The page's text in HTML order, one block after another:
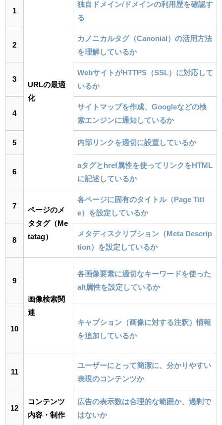
1
URLの最適
化
独自ドメイン/ドメインの利用歴を確認す
る
2
カノニカルタグ（Canonial）の活用方法
を理解しているか
3
WebサイトがHTTPS（SSL）に対応して
いるか
4
サイトマップを作成、Googleなどの検
索エンジンに通知しているか
5 内部リンクを適切に設置しているか
6
aタグとhref属性を使ってリンクをHTML
に記述しているか
7
ページのメ
タタグ（Me
tatag）
各ページに固有のタイトル（Page Titl
e）を設定しているか
8
メタディスクリプション（Meta Descrip
tion）を設定しているか
9
画像検索関
連
各画像要素に適切なキーワードを使った
alt属性を設定しているか
10
キャプション（画像に対する注釈）情報
を追加しているか
11
コンテンツ
内容・制作
ユーザーにとって簡潔に、分かりやすい
表現のコンテンツか
12
広告の表示数は合理的な範囲か、過剰で
はないか